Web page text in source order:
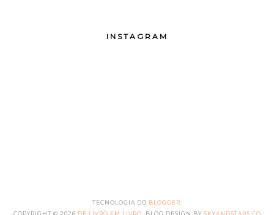
INSTAGRAM
TECNOLOGIA DO BLOGGER
COPYRIGHT © 2026 DE LIVRO EM LIVRO . BLOG DESIGN BY SKYANDSTARS.CO